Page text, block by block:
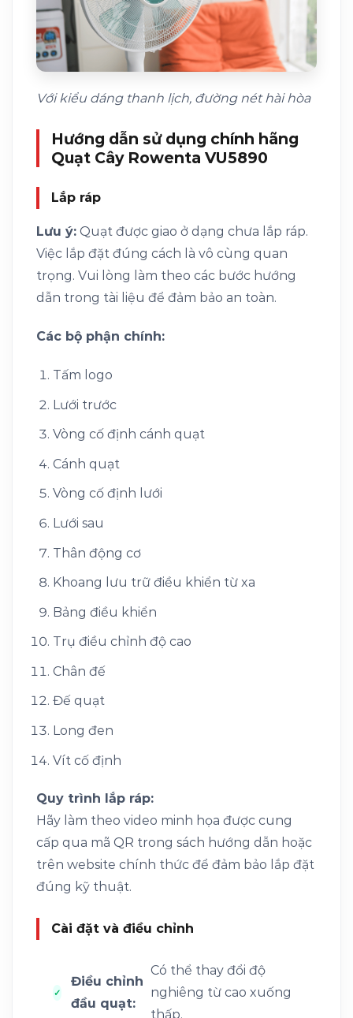
Với kiểu dáng thanh lịch, đường nét hài hòa
Hướng dẫn sử dụng chính hãng
Quạt Cây Rowenta VU5890
Lắp ráp
Lưu ý: Quạt được giao ở dạng chưa lắp ráp.
Việc lắp đặt đúng cách là vô cùng quan
trọng. Vui lòng làm theo các bước hướng
dẫn trong tài liệu để đảm bảo an toàn.
Các bộ phận chính:
Tấm logo
Lưới trước
Vòng cố định cánh quạt
Cánh quạt
Vòng cố định lưới
Lưới sau
Thân động cơ
Khoang lưu trữ điều khiển từ xa
Bảng điều khiển
Trụ điều chỉnh độ cao
Chân đế
Đế quạt
Long đen
Vít cố định
Quy trình lắp ráp:
Hãy làm theo video minh họa được cung
cấp qua mã QR trong sách hướng dẫn hoặc
trên website chính thức để đảm bảo lắp đặt
đúng kỹ thuật.
Cài đặt và điều chỉnh
Điều chỉnh
đầu quạt:
Có thể thay đổi độ
nghiêng từ cao xuống
thấp.